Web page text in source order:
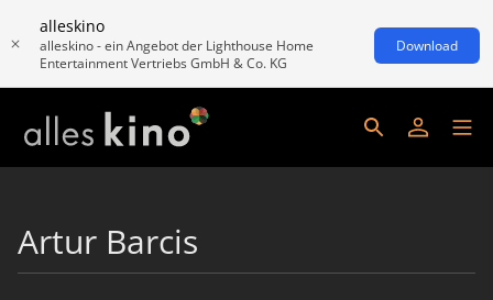
alleskino
alleskino - ein Angebot der Lighthouse Home
Entertainment Vertriebs GmbH & Co. KG
Download
Artur Barcis